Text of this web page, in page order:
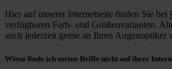
Hier auf unserer Internetseite finden Sie bei
verfügbaren Farb- und Größenvarianten.
auch jederzeit gerne an Ihren Augenoptiker
Wieso finde ich meine Brille nicht auf ihrer